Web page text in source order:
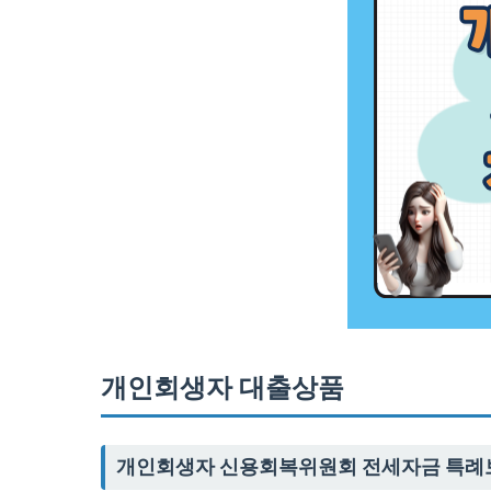
개인회생자 대출상품
개인회생자 신용회복위원회 전세자금 특례